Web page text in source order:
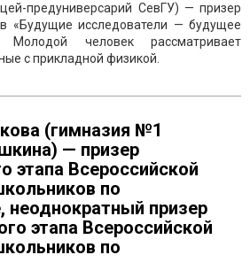
предуниверсарий СевГУ) — призер
«Будущие исследователи — будущее
человек рассматривает
с прикладной физикой.
(гимназия №1
— призер
этапа Всероссийской
по
неоднократный призер
этапа Всероссийской
по